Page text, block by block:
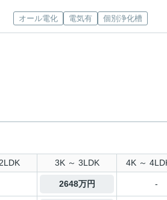
オール電化 電気有 個別浄化槽
3K ～ 3LDK 4K ～
2648万円 -